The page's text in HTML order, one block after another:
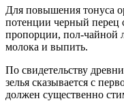
Для повышения тонуса
потенции черный перец
пропорции, пол-чайной
молока и выпить.
По свидетельству
зелья сказывается с
должен существенно